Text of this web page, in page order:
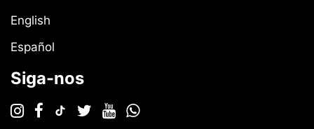
English
Español
Siga-nos